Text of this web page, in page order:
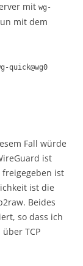
mit wg-
mit dem
quick@wg0
Fall würde
ist
freigegeben ist
ist die
Beides
so dass ich
TCP